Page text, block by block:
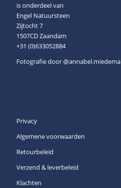
is onderdeel van
Engel Natuursteen
Zijtocht 7
1507CD Zaandam
+31 (0)633052884
Fotografie door@annabel.miedema
Privacy
Algemene voorwaarden
Retourbeleid
Verzend & leverbeleid
Klachten